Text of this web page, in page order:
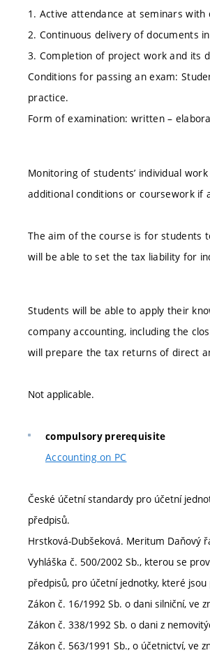
1. Active attendance at seminars
2. Continuous delivery of documents
3. Completion of project work and its
Conditions for passing an exam:
practice.
Form of examination: written –
Monitoring of students’ individual
additional conditions or coursework
The aim of the course is for students
will be able to set the tax liability for
Students will be able to apply their
company accounting, including the
will prepare the tax returns of direct
Not applicable.
compulsory prerequisite
Accounting on PC
České účetní standardy pro účetní
předpisů.
Hrstková-Dubšeková. Meritum Daňový
Vyhláška č. 500/2002 Sb., kterou se
předpisů, pro účetní jednotky, které
Zákon č. 16/1992 Sb. o dani silniční, ve
Zákon č. 338/1992 Sb. o dani z
Zákon č. 563/1991 Sb., o účetnictví, ve